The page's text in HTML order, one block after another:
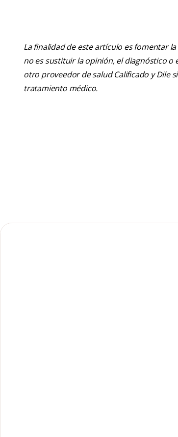
La finalidad de este artículo es fomentar
no es sustituir la opinión, el diagnóstico
otro proveedor de salud Calificado y Dile
tratamiento médico.